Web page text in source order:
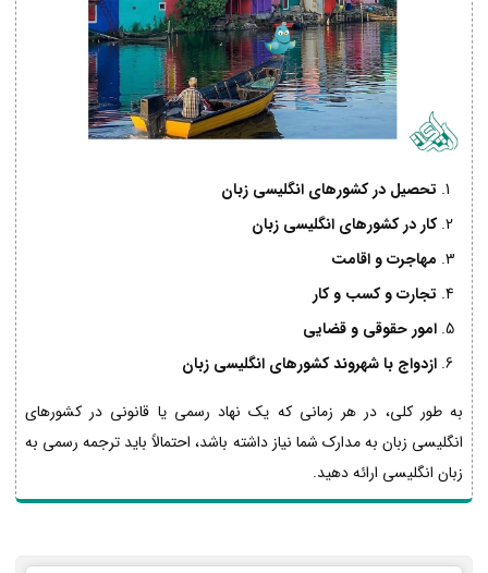
تحصیل در کشورهای انگلیسی زبان
کار در کشورهای انگلیسی زبان
مهاجرت و اقامت
تجارت و کسب و کار
امور حقوقی و قضایی
ازدواج با شهروند کشورهای انگلیسی زبان
به طور کلی، در هر زمانی که یک نهاد رسمی یا قانونی در کشورهای
انگلیسی زبان به مدارک شما نیاز داشته باشد، احتمالاً باید ترجمه رسمی به
زبان انگلیسی ارائه دهید.